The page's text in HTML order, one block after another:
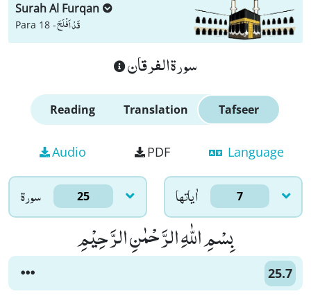
Surah Al Furqan
Para 18 -قَدْ اَفْلَحَ
سورة الفرقان
Reading Translation Tafseer
Audio PDF Language
سورۃ 25 اٰياتها 7
بِسْمِ اللّٰهِ الرَّحْمٰنِ الرَّحِیْمِ
25.7